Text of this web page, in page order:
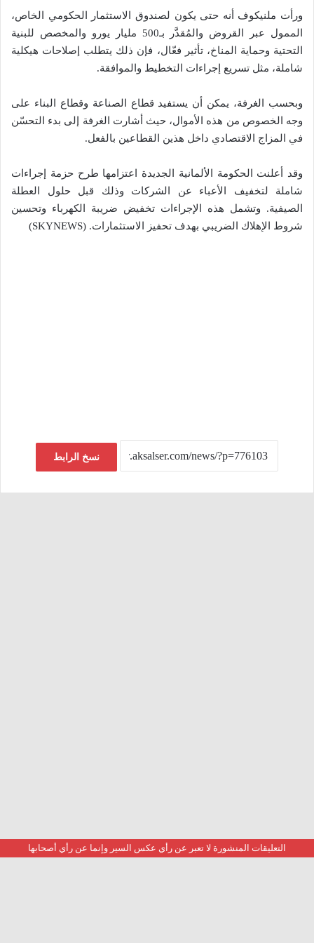
ورأت ملنيكوف أنه حتى يكون لصندوق الاستثمار الحكومي الخاص،
الممول عبر القروض والمُقدَّر بـ500 مليار يورو والمخصص للبنية
التحتية وحماية المناخ، تأثير فعّال، فإن ذلك يتطلب إصلاحات هيكلية
شاملة، مثل تسريع إجراءات التخطيط والموافقة.
وبحسب الغرفة، يمكن أن يستفيد قطاع الصناعة وقطاع البناء على
وجه الخصوص من هذه الأموال، حيث أشارت الغرفة إلى بدء التحسّن
في المزاج الاقتصادي داخل هذين القطاعين بالفعل.
وقد أعلنت الحكومة الألمانية الجديدة اعتزامها طرح حزمة إجراءات
شاملة لتخفيف الأعباء عن الشركات وذلك قبل حلول العطلة
الصيفية. وتشمل هذه الإجراءات تخفيض ضريبة الكهرباء وتحسين
شروط الإهلاك الضريبي بهدف تحفيز الاستثمارات. (SKYNEWS)
نسخ الرابط
التعليقات المنشورة لا تعبر عن رأي عكس السير وإنما عن رأي أصحابها